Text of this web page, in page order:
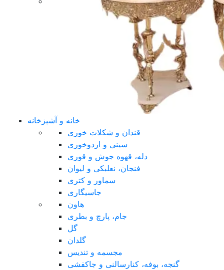
خانه و آشپزخانه
قندان و شکلات خوری
سینی و اردوخوری
دله، قهوه جوش و قوری
فنجان، نعلبکی و لیوان
سماور و کتری
جاسیگاری
هاون
جام، پارچ و بطری
گل
گلدان
مجسمه و تندیس
گنجه، بوفه، کنارسالنی و جاکفشی